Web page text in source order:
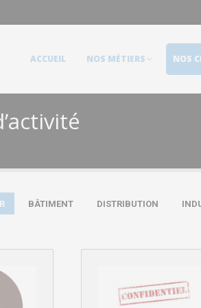
ACCUEIL NOS MÉTIERS NOS
BÂTIMENT DISTRIBUTION
NOS CLIENTS